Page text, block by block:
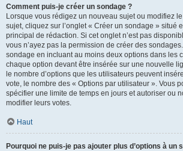
Comment puis-je créer un sondage ?
Lorsque vous rédigez un nouveau sujet ou modifiez
sujet, cliquez sur l’onglet « Créer un sondage » situé
principal de rédaction. Si cet onglet n’est pas
vous n’ayez pas la permission de créer des
sondage en incluant au moins deux options dans les
chaque option devant être insérée sur une nouvelle
le nombre d’options que les utilisateurs peuvent
vote, le nombre des « Options par utilisateur ». Vous
spécifier une limite de temps en jours et autoriser ou
modifier leurs votes.
Haut
Pourquoi ne puis-je pas ajouter plus d’options à un